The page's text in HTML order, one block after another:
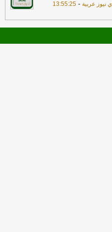
نيوز عربية -
13:55:25